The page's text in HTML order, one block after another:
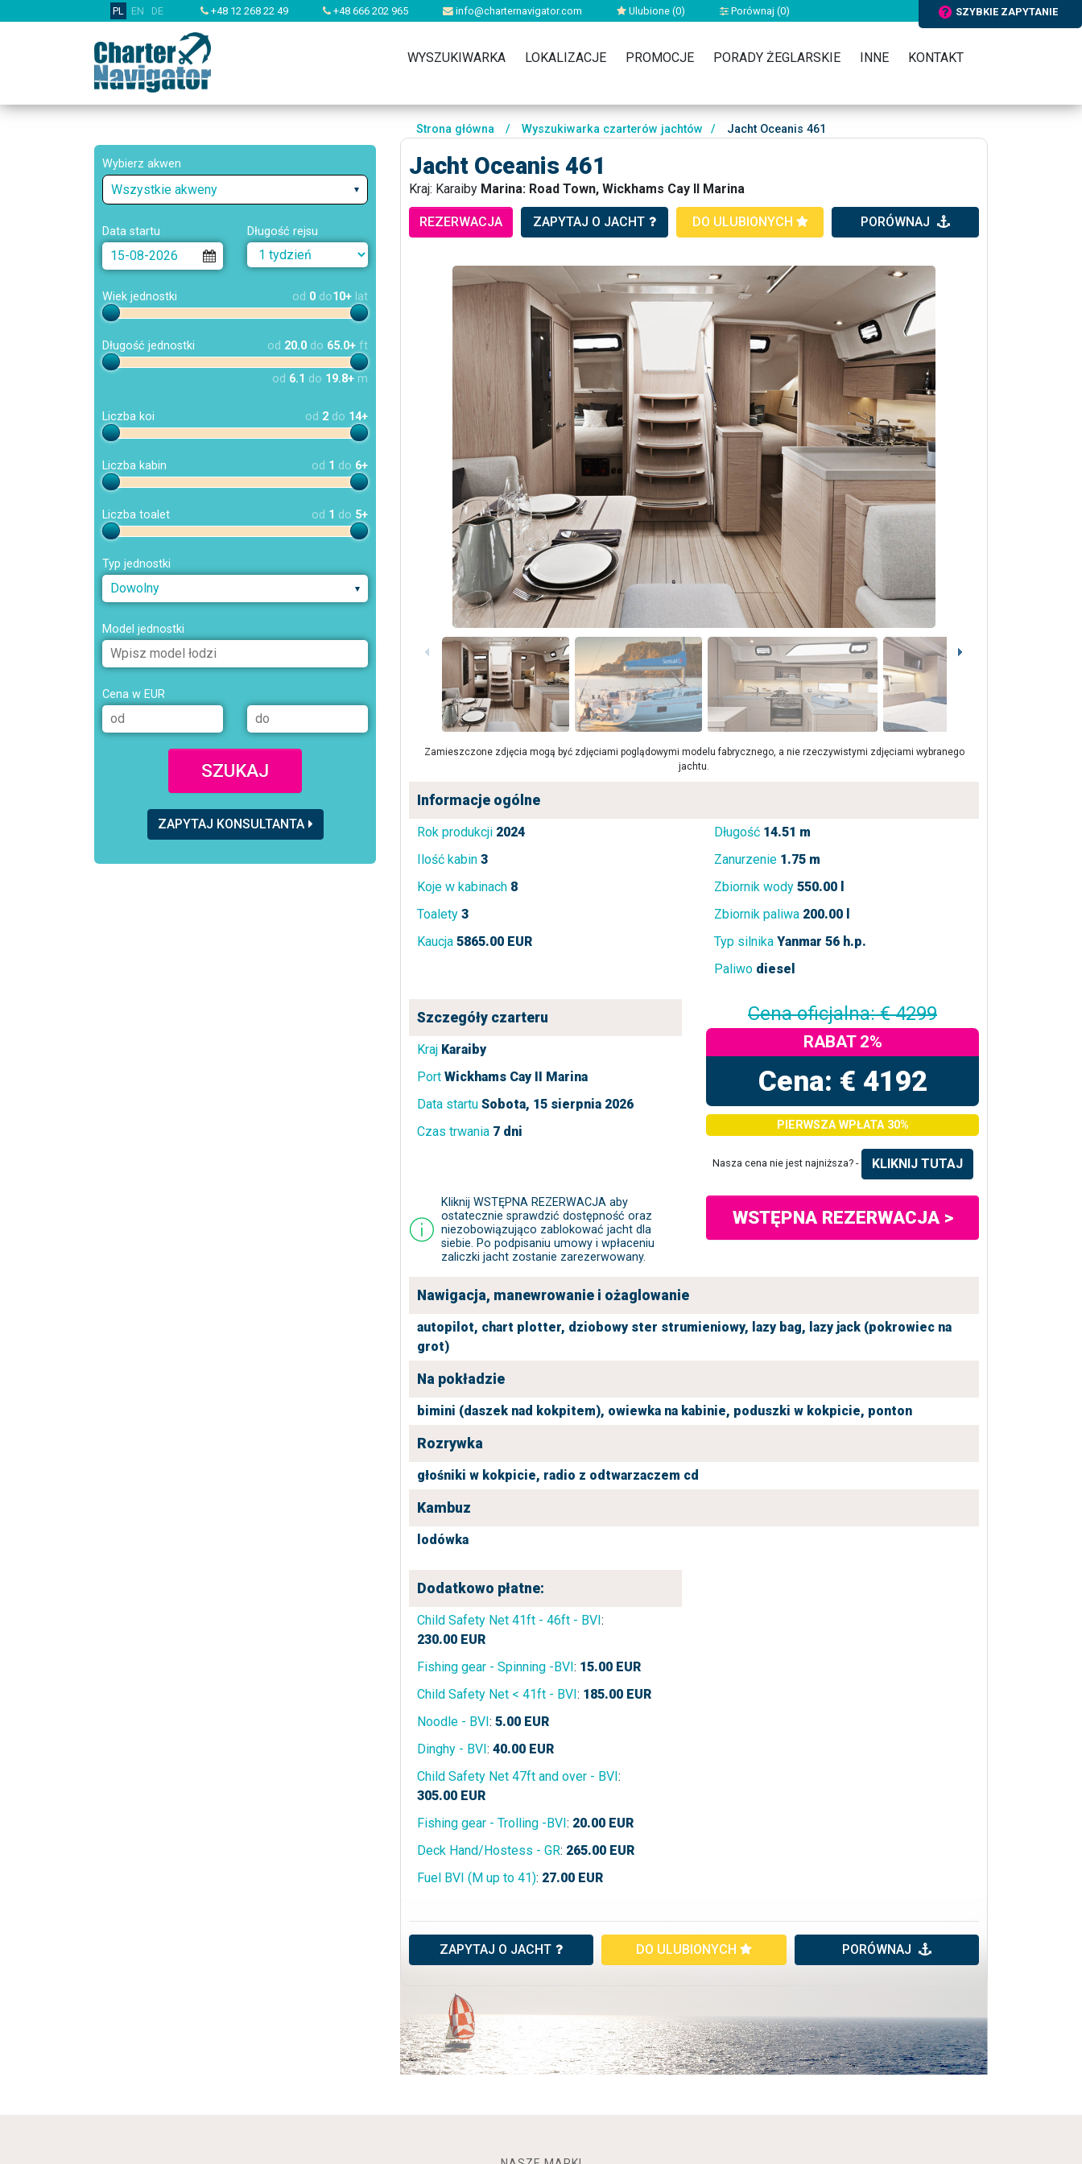
PL EN DE +48 12 268 22 49 +48 666 202 965 info@charternavigator.com Ulubione (0) Porównaj (0) SZYBKIE ZAPYTANIE
WYSZUKIWARKA LOKALIZACJE PROMOCJE PORADY ŻEGLARSKIE INNE KONTAKT
Wybierz akwen
Wszystkie akweny
Data startu Długość rejsu
Wiek jednostki od 0 do10+ lat
Długość jednostki od 20.0 do 65.0+ ft
od 6.1 do 19.8+ m
Liczba koi od 2 do 14+
Liczba kabin od 1 do 6+
Liczba toalet od 1 do 5+
Typ jednostki
Dowolny
Model jednostki
Cena w EUR
SZUKAJ
ZAPYTAJ KONSULTANTA
Strona główna / Wyszukiwarka czarterów jachtów / Jacht Oceanis 461
Jacht Oceanis 461
Kraj: Karaiby Marina: Road Town, Wickhams Cay II Marina
REZERWACJA ZAPYTAJ O JACHT DO ULUBIONYCH PORÓWNAJ
Zamieszczone zdjęcia mogą być zdjęciami poglądowymi modelu fabrycznego, a nie rzeczywistymi zdjęciami wybranego
jachtu.
Informacje ogólne
Rok produkcji 2024
Ilość kabin 3
Koje w kabinach 8
Toalety 3
Kaucja 5865.00 EUR
Długość 14.51 m
Zanurzenie 1.75 m
Zbiornik wody 550.00 l
Zbiornik paliwa 200.00 l
Typ silnika Yanmar 56 h.p.
Paliwo diesel
Szczegóły czarteru
Kraj Karaiby
Port Wickhams Cay II Marina
Data startu Sobota, 15 sierpnia 2026
Czas trwania 7 dni
Cena oficjalna: € 4299
RABAT 2%
Cena: € 4192
PIERWSZA WPŁATA 30%
Nasza cena nie jest najniższa? - KLIKNIJ TUTAJ
Kliknij WSTĘPNA REZERWACJA aby
ostatecznie sprawdzić dostępność oraz
niezobowiązująco zablokować jacht dla
siebie. Po podpisaniu umowy i wpłaceniu
zaliczki jacht zostanie zarezerwowany.
WSTĘPNA REZERWACJA >
Nawigacja, manewrowanie i ożaglowanie
autopilot, chart plotter, dziobowy ster strumieniowy, lazy bag, lazy jack (pokrowiec na
grot)
Na pokładzie
bimini (daszek nad kokpitem), owiewka na kabinie, poduszki w kokpicie, ponton
Rozrywka
głośniki w kokpicie, radio z odtwarzaczem cd
Kambuz
lodówka
Dodatkowo płatne:
Child Safety Net 41ft - 46ft - BVI:
230.00 EUR
Fishing gear - Spinning -BVI: 15.00 EUR
Child Safety Net < 41ft - BVI: 185.00 EUR
Noodle - BVI: 5.00 EUR
Dinghy - BVI: 40.00 EUR
Child Safety Net 47ft and over - BVI:
305.00 EUR
Fishing gear - Trolling -BVI: 20.00 EUR
Deck Hand/Hostess - GR: 265.00 EUR
Fuel BVI (M up to 41): 27.00 EUR
ZAPYTAJ O JACHT DO ULUBIONYCH PORÓWNAJ